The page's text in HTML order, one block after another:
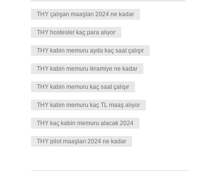
THY çalışan maaşları 2024 ne kadar
THY hostesler kaç para alıyor
THY kabin memuru ayda kaç saat çalışır
THY kabin memuru ikramiye ne kadar
THY kabin memuru kaç saat çalışır
THY kabin memuru kaç TL maaş alıyor
THY kaç kabin memuru alacak 2024
THY pilot maaşları 2024 ne kadar